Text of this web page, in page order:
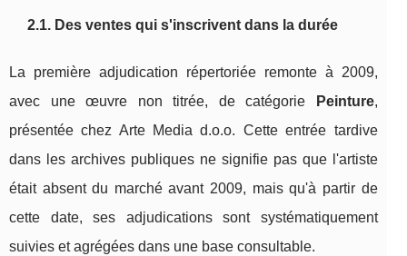
2.1. Des ventes qui s'inscrivent dans la durée
La première adjudication répertoriée remonte à 2009,
avec une œuvre non titrée, de catégorie
Peinture,
présentée chez Arte Media d.o.o. Cette entrée tardive
dans les archives publiques ne signifie pas que l'artiste
était absent du marché avant 2009, mais qu'à partir de
cette date, ses adjudications sont systématiquement
suivies et agrégées dans une base consultable.